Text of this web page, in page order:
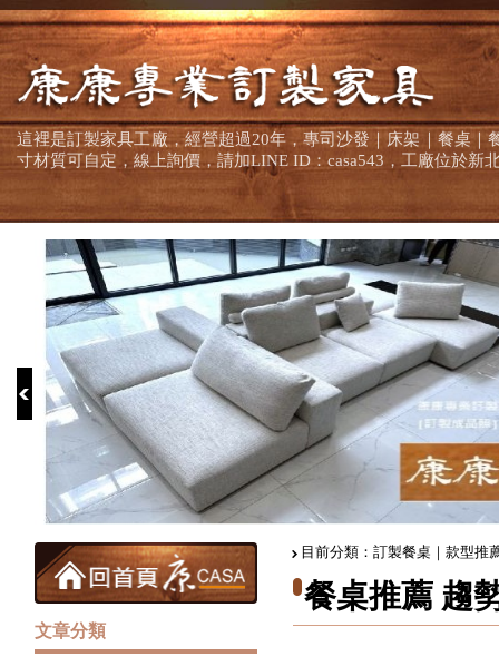
這裡是訂製家具工廠，經營超過20年，專司沙發｜床架｜餐桌
寸材質可自定，線上詢價，請加LINE ID：casa543，工廠位於新
文章分類
目前分類：訂製餐桌｜款型推
餐桌推薦 趨